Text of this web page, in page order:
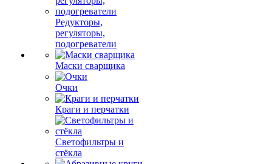
Редукторы,
регуляторы,
подогреватели
Маски сварщика
Очки
Краги и перчатки
Светофильтры и
стёкла